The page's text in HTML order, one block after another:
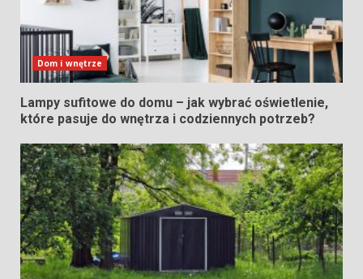
Dom i wnętrze
Lampy sufitowe do domu – jak wybrać oświetlenie,
które pasuje do wnętrza i codziennych potrzeb?